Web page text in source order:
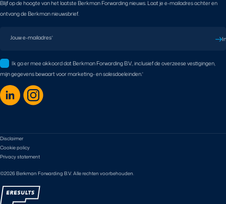
Blijf op de hoogte van het laatste Berkman Forwarding nieuws. Laat je e-mailadres achter en
ontvang de Berkman nieuwsbrief.
Jouw e-mailadres*
Ik ga er mee akkoord dat Berkman Forwarding B.V., inclusief de overzeese vestigingen,
mijn gegevens bewaart voor marketing- en salesdoeleinden.*
©2026 Berkman Forwarding B.V. Alle rechten voorbehouden.
Disclaimer
Cookie policy
Privacy statement